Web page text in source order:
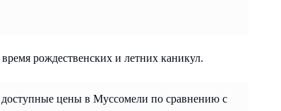
рождественских и летних каникул.
цены в Муссомели по сравнению с